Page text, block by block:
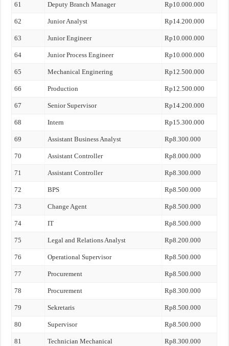
61 Deputy Branch Manager Rp10.000.000
62 Junior Analyst Rp14.200.000
63 Junior Engineer Rp10.000.000
64 Junior Process Engineer Rp10.000.000
65 Mechanical Enginering Rp12.500.000
66 Production Rp12.500.000
67 Senior Supervisor Rp14.200.000
68 Intern Rp15.300.000
69 Assistant Business Analyst Rp8.300.000
70 Assistant Controller Rp8.000.000
71 Assistant Controller Rp8.300.000
72 BPS Rp8.500.000
73 Change Agent Rp8.500.000
74 IT Rp8.500.000
75 Legal and Relations Analyst Rp8.200.000
76 Operational Supervisor Rp8.500.000
77 Procurement Rp8.500.000
78 Procurement Rp8.300.000
79 Sekretaris Rp8.500.000
80 Supervisor Rp8.500.000
81 Technician Mechanical Rp8.300.000